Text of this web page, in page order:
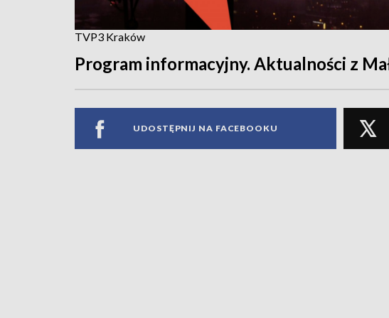
TVP3 Kraków
Program informacyjny. Aktualności z
UDOSTĘPNIJ NA FACEBOOKU